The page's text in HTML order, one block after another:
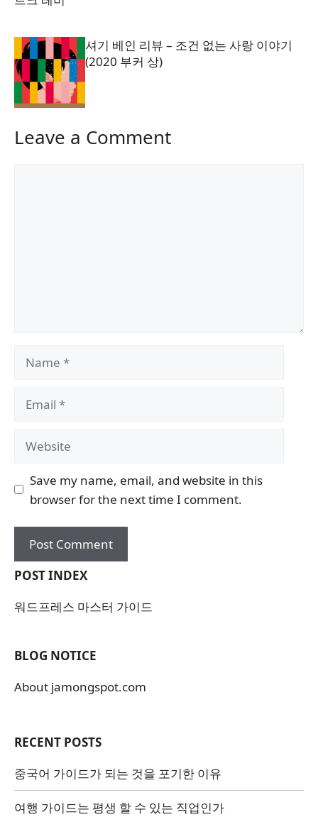
셔기 베인 리뷰 – 조건 없는 사랑 이야기
(2020 부커 상)
Leave a Comment
Save my name, email, and website in this
browser for the next time I comment.
POST INDEX
워드프레스 마스터 가이드
BLOG NOTICE
About jamongspot.com
RECENT POSTS
중국어 가이드가 되는 것을 포기한 이유
여행 가이드는 평생 할 수 있는 직업인가